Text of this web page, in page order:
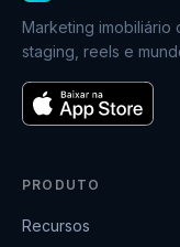
Marketing imobiliário
staging, reels e
PRODUTO
Recursos